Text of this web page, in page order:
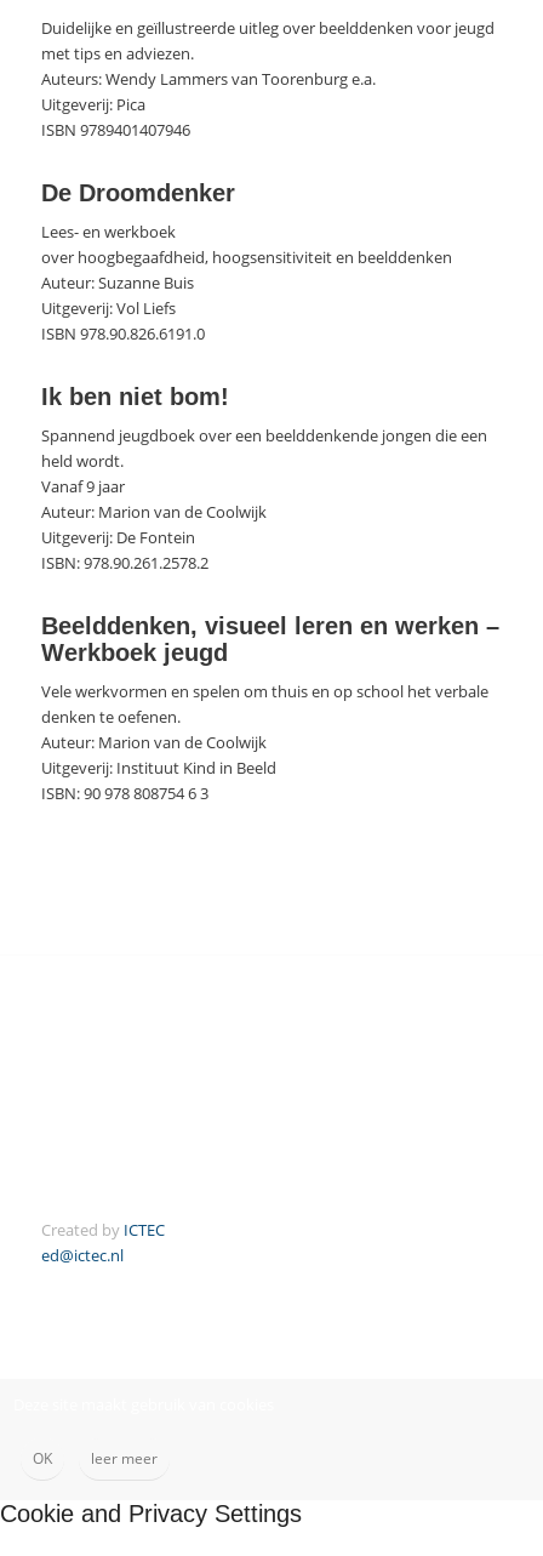
Duidelijke en geïllustreerde uitleg over beelddenken voor jeugd
met tips en adviezen.
Auteurs: Wendy Lammers van Toorenburg e.a.
Uitgeverij: Pica
ISBN 9789401407946
De Droomdenker
Lees- en werkboek
over hoogbegaafdheid, hoogsensitiviteit en beelddenken
Auteur: Suzanne Buis
Uitgeverij: Vol Liefs
ISBN 978.90.826.6191.0
Ik ben niet bom!
Spannend jeugdboek over een beelddenkende jongen die een
held wordt.
Vanaf 9 jaar
Auteur: Marion van de Coolwijk
Uitgeverij: De Fontein
ISBN: 978.90.261.2578.2
Beelddenken, visueel leren en werken –
Werkboek jeugd
Vele werkvormen en spelen om thuis en op school het verbale
denken te oefenen.
Auteur: Marion van de Coolwijk
Uitgeverij: Instituut Kind in Beeld
ISBN: 90 978 808754 6 3
Created by ICTEC
ed@ictec.nl
OK leer meer
Cookie and Privacy Settings